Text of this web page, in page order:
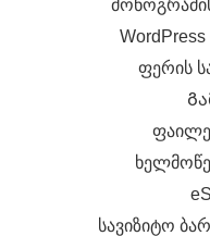
ფერის
სავიზიტო